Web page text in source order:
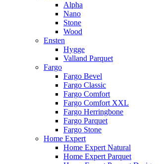
Alpha
Nano
Stone
Wood
Ensten
Hygge
Valland Parquet
Fargo
Fargo Bevel
Fargo Classic
Fargo Comfort
Fargo Comfort XXL
Fargo Herringbone
Fargo Parquet
Fargo Stone
Home Expert
Home Expert Natural
Home Expert Parquet